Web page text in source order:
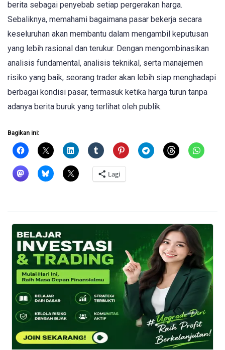
berita sebagai penyebab setiap pergerakan harga.
Sebaliknya, memahami bagaimana pasar bekerja secara
keseluruhan akan membantu dalam mengambil keputusan
yang lebih rasional dan terukur. Dengan mengombinasikan
analisis fundamental, analisis teknikal, serta manajemen
risiko yang baik, seorang trader akan lebih siap menghadapi
berbagai kondisi pasar, termasuk ketika harga turun tanpa
adanya berita buruk yang terlihat oleh publik.
Bagikan ini:
Lagi